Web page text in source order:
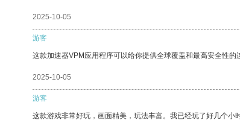
2025-10-05
游客
这款加速器VPM应用程序可以给你提供全球覆盖和最高安全性的
2025-10-05
游客
这款游戏非常好玩，画面精美，玩法丰富。我已经玩了好几个小